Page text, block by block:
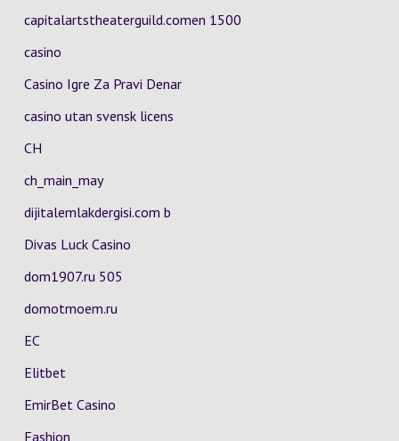
capitalartstheaterguild.comen 1500
casino
Casino Igre Za Pravi Denar
casino utan svensk licens
CH
ch_main_may
dijitalemlakdergisi.com b
Divas Luck Casino
dom1907.ru 505
domotmoem.ru
EC
Elitbet
EmirBet Casino
Fashion